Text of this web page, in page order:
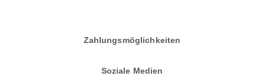
Zahlungsmöglichkeiten
Soziale Medien